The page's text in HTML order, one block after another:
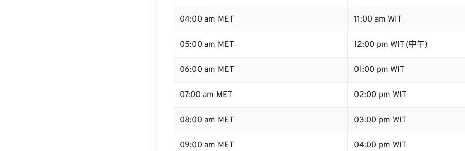
04:00 am MET 11:00 am WIT
05:00 am MET 12:00 pm WIT (中午)
06:00 am MET 01:00 pm WIT
07:00 am MET 02:00 pm WIT
08:00 am MET 03:00 pm WIT
09:00 am MET 04:00 pm WIT